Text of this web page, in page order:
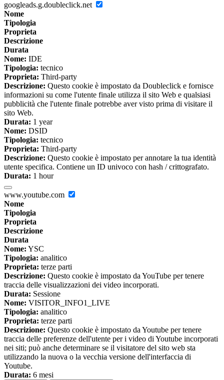
googleads.g.doubleclick.net
Nome
Tipologia
Proprieta
Descrizione
Durata
Nome: IDE
Tipologia: tecnico
Proprieta: Third-party
Descrizione: Questo cookie è impostato da Doubleclick e fornisce
informazioni su come l'utente finale utilizza il sito Web e qualsiasi
pubblicità che l'utente finale potrebbe aver visto prima di visitare il
sito Web.
Durata: 1 year
Nome: DSID
Tipologia: tecnico
Proprieta: Third-party
Descrizione: Questo cookie è impostato per annotare la tua identità
utente specifica. Contiene un ID univoco con hash / crittografato.
Durata: 1 hour
www.youtube.com
Nome
Tipologia
Proprieta
Descrizione
Durata
Nome: YSC
Tipologia: analitico
Proprieta: terze parti
Descrizione: Questo cookie è impostato da YouTube per tenere
traccia delle visualizzazioni dei video incorporati.
Durata: Sessione
Nome: VISITOR_INFO1_LIVE
Tipologia: analitico
Proprieta: terze parti
Descrizione: Questo cookie è impostato da Youtube per tenere
traccia delle preferenze dell'utente per i video di Youtube incorporati
nei siti; può anche determinare se il visitatore del sito web sta
utilizzando la nuova o la vecchia versione dell'interfaccia di
Youtube.
Durata: 6 mesi